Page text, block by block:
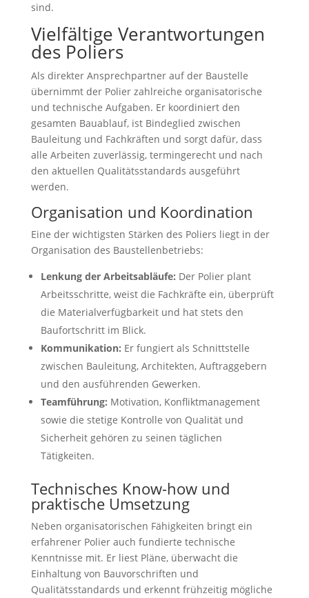
sind.
Vielfältige Verantwortungen
des Poliers
Als direkter Ansprechpartner auf der Baustelle
übernimmt der Polier zahlreiche organisatorische
und technische Aufgaben. Er koordiniert den
gesamten Bauablauf, ist Bindeglied zwischen
Bauleitung und Fachkräften und sorgt dafür, dass
alle Arbeiten zuverlässig, termingerecht und nach
den aktuellen Qualitätsstandards ausgeführt
werden.
Organisation und Koordination
Eine der wichtigsten Stärken des Poliers liegt in der
Organisation des Baustellenbetriebs:
Lenkung der Arbeitsabläufe: Der Polier plant
Arbeitsschritte, weist die Fachkräfte ein, überprüft
die Materialverfügbarkeit und hat stets den
Baufortschritt im Blick.
Kommunikation: Er fungiert als Schnittstelle
zwischen Bauleitung, Architekten, Auftraggebern
und den ausführenden Gewerken.
Teamführung: Motivation, Konfliktmanagement
sowie die stetige Kontrolle von Qualität und
Sicherheit gehören zu seinen täglichen
Tätigkeiten.
Technisches Know-how und
praktische Umsetzung
Neben organisatorischen Fähigkeiten bringt ein
erfahrener Polier auch fundierte technische
Kenntnisse mit. Er liest Pläne, überwacht die
Einhaltung von Bauvorschriften und
Qualitätsstandards und erkennt frühzeitig mögliche